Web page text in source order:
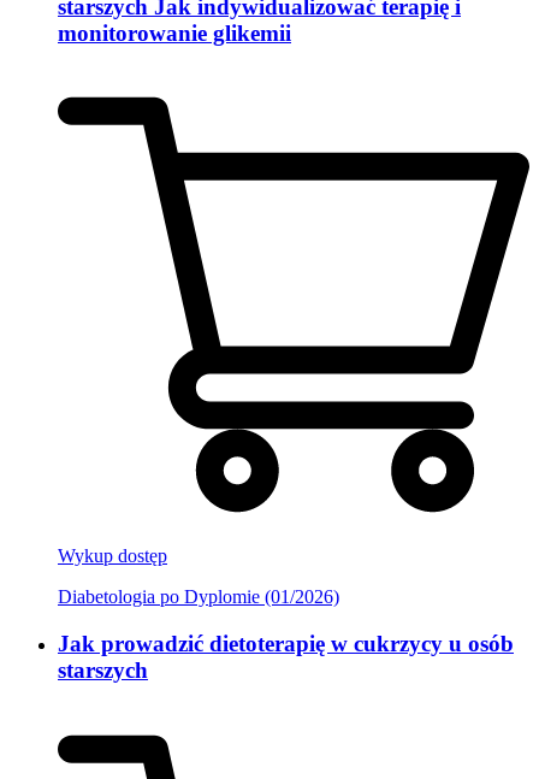
starszych Jak indywidualizować terapię i
monitorowanie glikemii
Wykup dostęp
Diabetologia po Dyplomie (01/2026)
Jak prowadzić dietoterapię w cukrzycy u osób
starszych